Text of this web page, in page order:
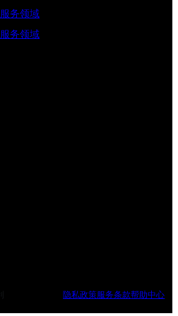
服务领域
服务领域
隐私政策服务条款帮助中心